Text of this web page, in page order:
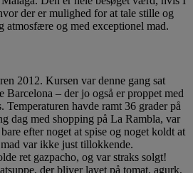
der er mulighed for at tale stille og
atmosfære og med exceptionel mad.
2012. Kursen var denne gang sat
– der jo også er proppet med
havde ramt 36 grader på
dag med shopping på La Rambla, var
efter noget at spise og noget koldt at
var ikke just tillokkende.
ret gazpacho, og var straks solgt!
der bliver lavet på tomat, agurk,